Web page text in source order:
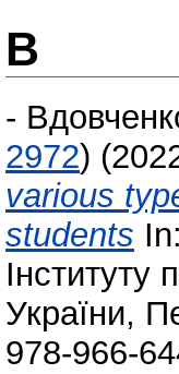
В
-
2972)
various
students
Інституту
України,
978-966-